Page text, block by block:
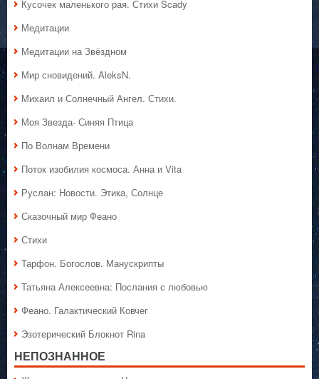
Кусочек маленького рая. Стихи Scady
Медитации
Медитации на Звёздном
Мир сновидений. AleksN.
Михаил и Солнечный Ангел. Стихи.
Моя Звезда- Синяя Птица
По Волнам Времени
Поток изобилия космоса. Анна и Vita
Руслан: Новости. Этика, Солнце
Сказочный мир Феано
Стихи
Тарфон. Богослов. Манускрипты
Татьяна Алексеевна: Послания с любовью
Феано. Галактический Ковчег
Эзотерический Блокнот Rina
НЕПОЗНАННОЕ